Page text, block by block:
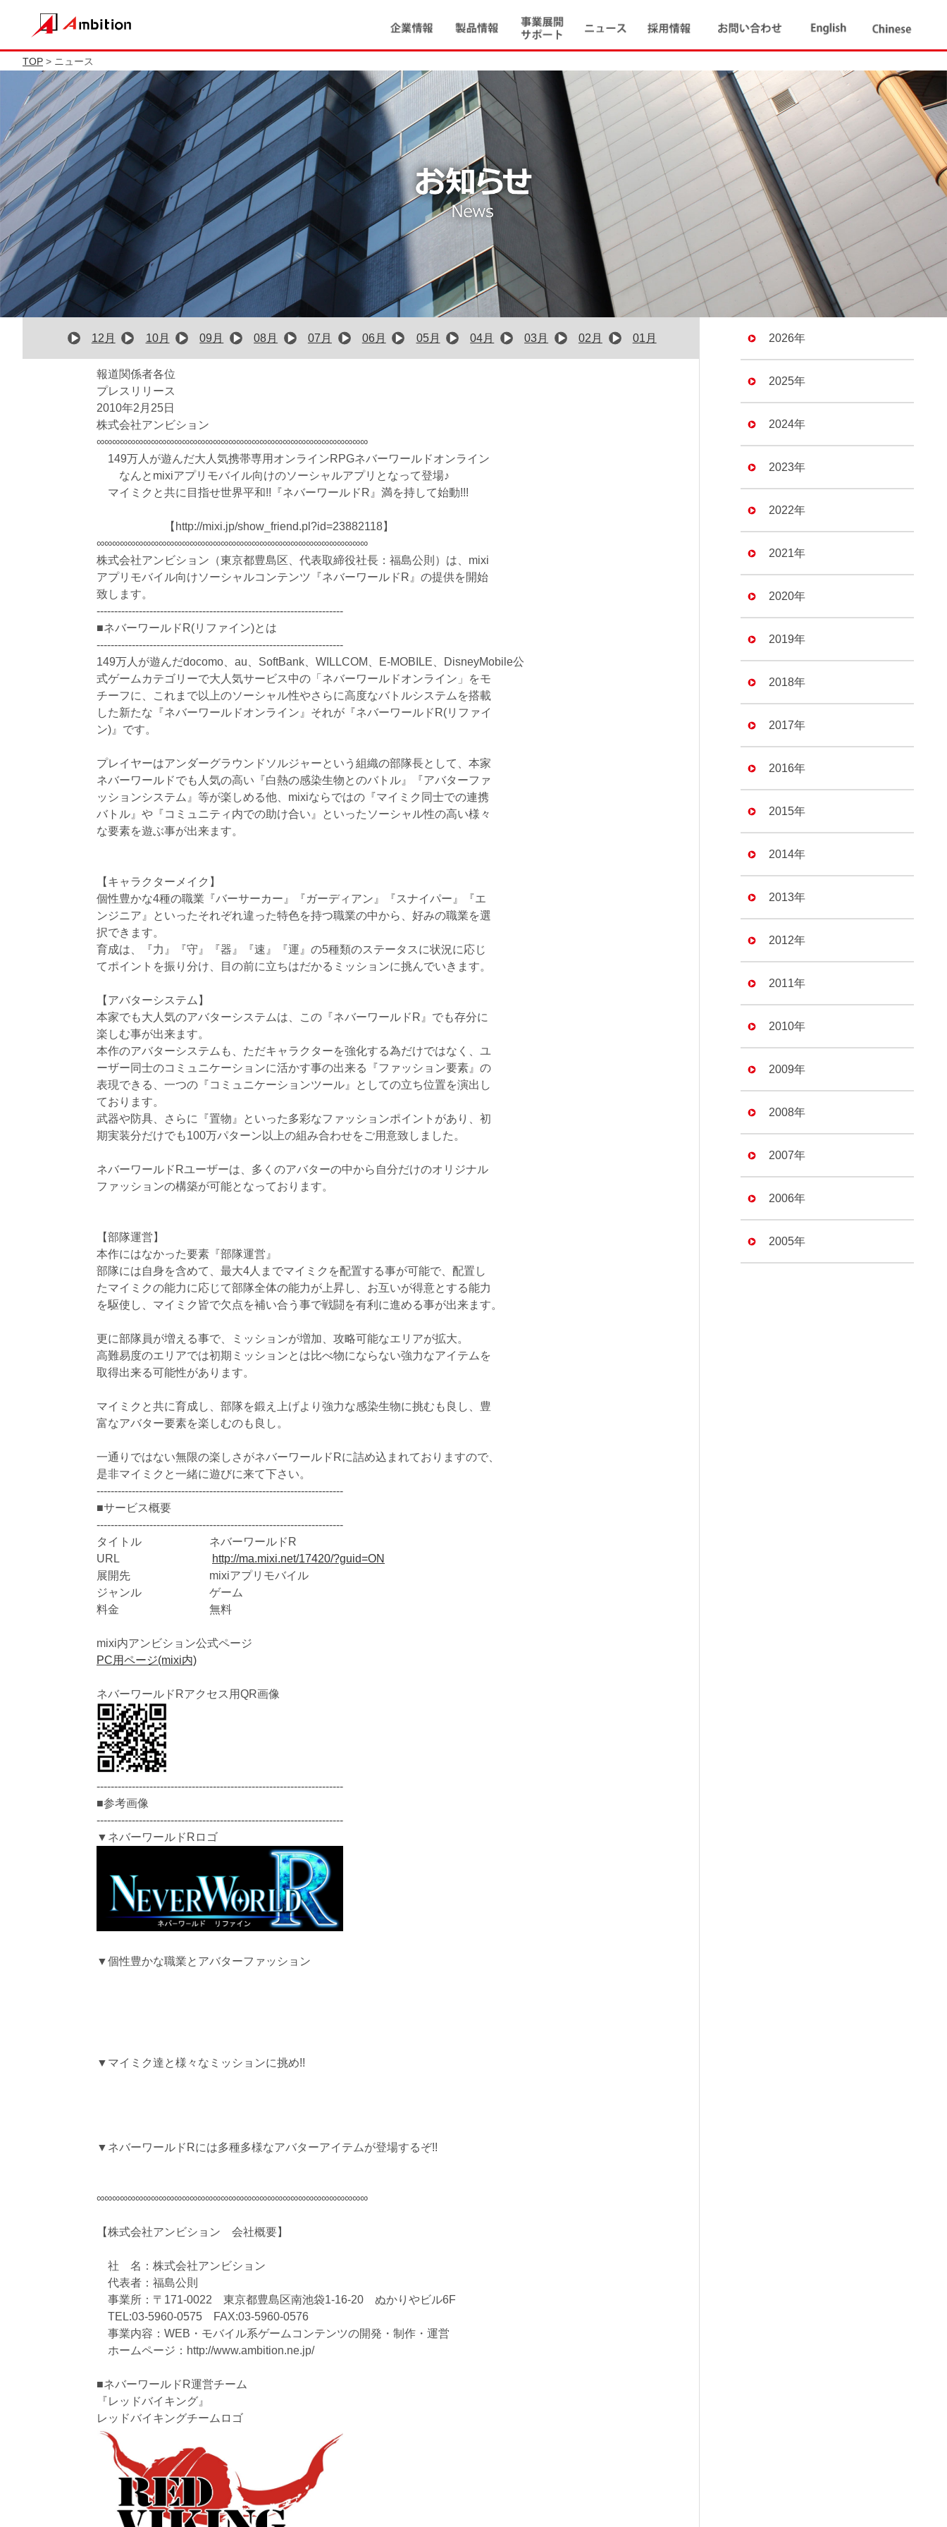
TOP > ニュース
12月 10月 09月 08月 07月 06月 05月 04月 03月 02月 01月
報道関係者各位
プレスリリース
2010年2月25日
株式会社アンビション
∞∞∞∞∞∞∞∞∞∞∞∞∞∞∞∞∞∞∞∞∞∞∞∞∞∞∞∞∞∞∞∞∞∞∞
149万人が遊んだ大人気携帯専用オンラインRPGネバーワールドオンライン
なんとmixiアプリモバイル向けのソーシャルアプリとなって登場♪
マイミクと共に目指せ世界平和!!『ネバーワールドR』満を持して始動!!!
【http://mixi.jp/show_friend.pl?id=23882118】
∞∞∞∞∞∞∞∞∞∞∞∞∞∞∞∞∞∞∞∞∞∞∞∞∞∞∞∞∞∞∞∞∞∞∞
株式会社アンビション（東京都豊島区、代表取締役社長：福島公則）は、mixi
アプリモバイル向けソーシャルコンテンツ『ネバーワールドR』の提供を開始
致します。
----------------------------------------------------------------------
■ネバーワールドR(リファイン)とは
----------------------------------------------------------------------
149万人が遊んだdocomo、au、SoftBank、WILLCOM、E-MOBILE、DisneyMobile公
式ゲームカテゴリーで大人気サービス中の「ネバーワールドオンライン」をモ
チーフに、これまで以上のソーシャル性やさらに高度なバトルシステムを搭載
した新たな『ネバーワールドオンライン』それが『ネバーワールドR(リファイ
ン)』です。
プレイヤーはアンダーグラウンドソルジャーという組織の部隊長として、本家
ネバーワールドでも人気の高い『白熱の感染生物とのバトル』『アバターファ
ッションシステム』等が楽しめる他、mixiならではの『マイミク同士での連携
バトル』や『コミュニティ内での助け合い』といったソーシャル性の高い様々
な要素を遊ぶ事が出来ます。
【キャラクターメイク】
個性豊かな4種の職業『バーサーカー』『ガーディアン』『スナイパー』『エ
ンジニア』といったそれぞれ違った特色を持つ職業の中から、好みの職業を選
択できます。
育成は、『力』『守』『器』『速』『運』の5種類のステータスに状況に応じ
てポイントを振り分け、目の前に立ちはだかるミッションに挑んでいきます。
【アバターシステム】
本家でも大人気のアバターシステムは、この『ネバーワールドR』でも存分に
楽しむ事が出来ます。
本作のアバターシステムも、ただキャラクターを強化する為だけではなく、ユ
ーザー同士のコミュニケーションに活かす事の出来る『ファッション要素』の
表現できる、一つの『コミュニケーションツール』としての立ち位置を演出し
ております。
武器や防具、さらに『置物』といった多彩なファッションポイントがあり、初
期実装分だけでも100万パターン以上の組み合わせをご用意致しました。
ネバーワールドRユーザーは、多くのアバターの中から自分だけのオリジナル
ファッションの構築が可能となっております。
【部隊運営】
本作にはなかった要素『部隊運営』
部隊には自身を含めて、最大4人までマイミクを配置する事が可能で、配置し
たマイミクの能力に応じて部隊全体の能力が上昇し、お互いが得意とする能力
を駆使し、マイミク皆で欠点を補い合う事で戦闘を有利に進める事が出来ます。
更に部隊員が増える事で、ミッションが増加、攻略可能なエリアが拡大。
高難易度のエリアでは初期ミッションとは比べ物にならない強力なアイテムを
取得出来る可能性があります。
マイミクと共に育成し、部隊を鍛え上げより強力な感染生物に挑むも良し、豊
富なアバター要素を楽しむのも良し。
一通りではない無限の楽しさがネバーワールドRに詰め込まれておりますので、
是非マイミクと一緒に遊びに来て下さい。
----------------------------------------------------------------------
■サービス概要
----------------------------------------------------------------------
タイトル ネバーワールドR
URL
http://ma.mixi.net/17420/?guid=ON
展開先 mixiアプリモバイル
ジャンル ゲーム
料金 無料
mixi内アンビション公式ページ
PC用ページ(mixi内)
ネバーワールドRアクセス用QR画像
----------------------------------------------------------------------
■参考画像
----------------------------------------------------------------------
▼ネバーワールドRロゴ
▼個性豊かな職業とアバターファッション
▼マイミク達と様々なミッションに挑め!!
▼ネバーワールドRには多種多様なアバターアイテムが登場するぞ!!
∞∞∞∞∞∞∞∞∞∞∞∞∞∞∞∞∞∞∞∞∞∞∞∞∞∞∞∞∞∞∞∞∞∞∞
【株式会社アンビション 会社概要】
社 名：株式会社アンビション
代表者：福島公則
事業所：〒171-0022 東京都豊島区南池袋1-16-20 ぬかりやビル6F
TEL:03-5960-0575 FAX:03-5960-0576
事業内容：WEB・モバイル系ゲームコンテンツの開発・制作・運営
ホームページ：http://www.ambition.ne.jp/
■ネバーワールドR運営チーム
『レッドバイキング』
レッドバイキングチームロゴ
2026年
2025年
2024年
2023年
2022年
2021年
2020年
2019年
2018年
2017年
2016年
2015年
2014年
2013年
2012年
2011年
2010年
2009年
2008年
2007年
2006年
2005年